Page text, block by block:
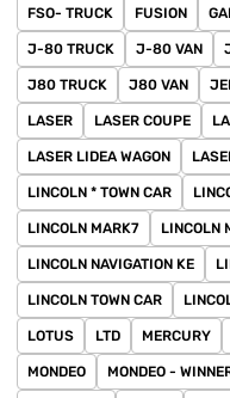
FSO- TRUCK FUSION
J-80 TRUCK J-80 VAN
J80 TRUCK J80 VAN
LASER LASER COUPE
LASER LIDEA WAGON
LINCOLN * TOWN CAR
LINCOLN MARK7 LINCOLN
LINCOLN NAVIGATION KE
LINCOLN TOWN CAR
LOTUS LTD MERCURY
MONDEO MONDEO -